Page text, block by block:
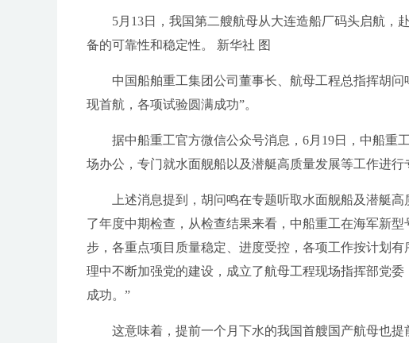
5月13日，我国第二艘航母从大连造船厂码头启航，
备的可靠性和稳定性。 新华社 图
中国船舶重工集团公司董事长、航母工程总指挥胡
现首航，各项试验圆满成功”。
据中船重工官方微信公众号消息，6月19日，中船重
场办公，专门就水面舰船以及潜艇高质量发展等工作进行
上述消息提到，胡问鸣在专题听取水面舰船及潜艇
了年度中期检查，从检查结果来看，中船重工在海军新
步，各重点项目质量稳定、进度受控，各项工作按计划
理中不断加强党的建设，成立了航母工程现场指挥部党
成功。”
这意味着，提前一个月下水的我国首艘国产航母也